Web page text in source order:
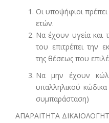
Οι υποψήφιοι
ετών.
Να έχουν υγεία και
του επιτρέπει την
της θέσεως που
Να μην έχουν
υπαλληλικού κώδικα
συμπαράσταση)
ΑΠΑΡΑΙΤΗΤΑ